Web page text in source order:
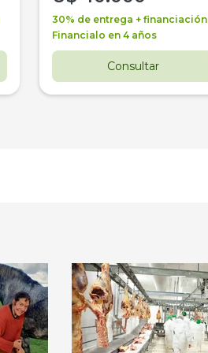
30% de entrega + financiación
Financialo en 4 años
Consultar